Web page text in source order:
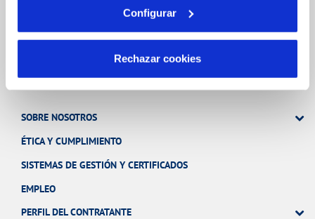
Configurar
Rechazar cookies
MANTENIMIENTO DE FUENTES PROPIAS
SOBRE NOSOTROS
ÉTICA Y CUMPLIMIENTO
SISTEMAS DE GESTIÓN Y CERTIFICADOS
EMPLEO
PERFIL DEL CONTRATANTE